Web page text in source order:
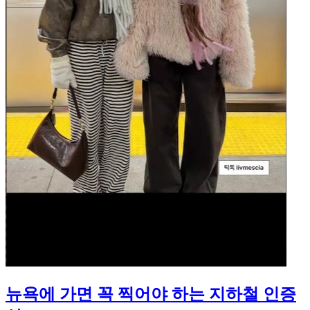
뉴욕에 가면 꼭 찍어야 하는 지하철 인증